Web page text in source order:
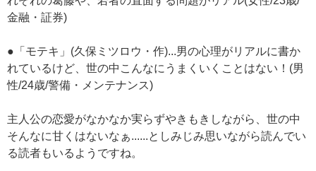
金融・証券)
●「モテキ」(久保ミツロウ・作)...男の心理がリアルに書か
れているけど、世の中こんなにうまくいくことはない！(男
性/24歳/警備・メンテナンス)
主人公の恋愛がなかなか実らずやきもきしながら、世の中
そんなに甘くはないなぁ......としみじみ思いながら読んでい
る読者もいるようですね。